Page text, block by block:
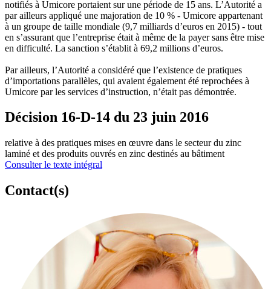
notifiés à Umicore portaient sur une période de 15 ans. L’Autorité a
par ailleurs appliqué une majoration de 10 % - Umicore appartenant
à un groupe de taille mondiale (9,7 milliards d’euros en 2015) - tout
en s’assurant que l’entreprise était à même de la payer sans être mise
en difficulté. La sanction s’établit à 69,2 millions d’euros.
Par ailleurs, l’Autorité a considéré que l’existence de pratiques
d’importations parallèles, qui avaient également été reprochées à
Umicore par les services d’instruction, n’était pas démontrée.
Décision 16-D-14 du 23 juin 2016
relative à des pratiques mises en œuvre dans le secteur du zinc
laminé et des produits ouvrés en zinc destinés au bâtiment
Consulter le texte intégral
Contact(s)